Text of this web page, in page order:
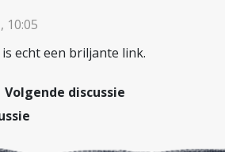
10:05
echt een briljante link.
Volgende discussie